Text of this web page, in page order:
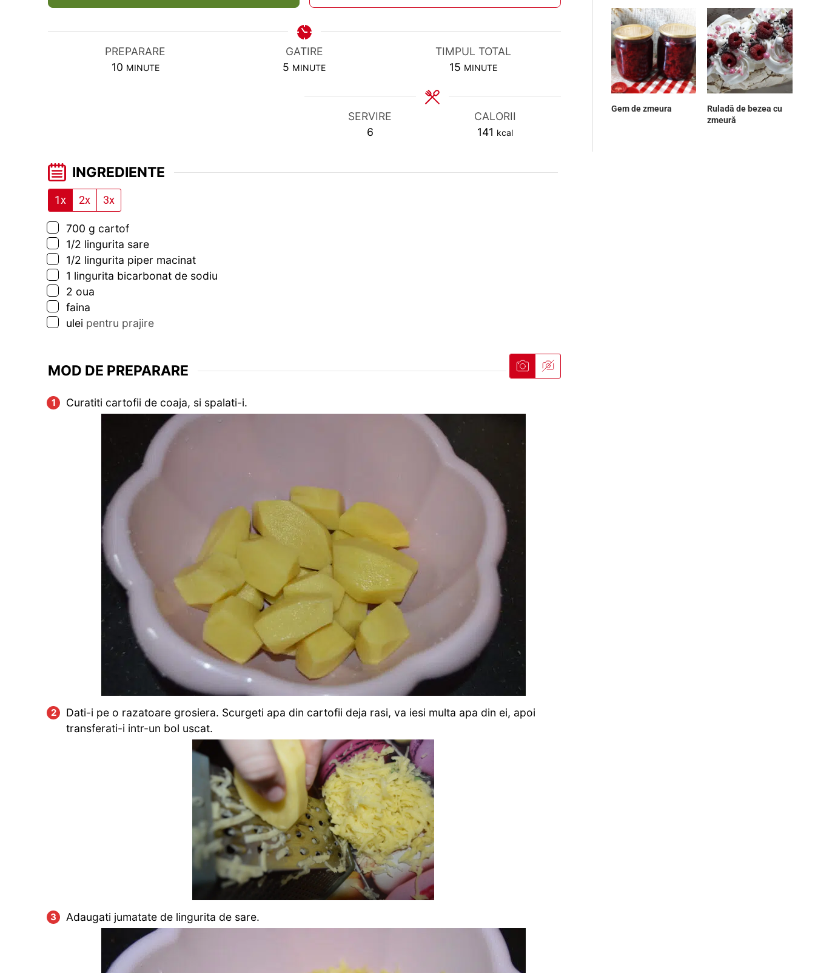
PREPARARE
10MINUTES
MINUTE
GATIRE
5 MINUTES
MINUTE
TIMPUL TOTAL
15MINUTES
MINUTE
SERVIRE
6
CALORII
141 kcal
INGREDIENTE
1x 2x 3x
▢
700 g cartof
▢
1/2 lingurita sare
▢
1/2 lingurita piper macinat
▢
1 lingurita bicarbonat de sodiu
▢
2 oua
▢
faina
▢
ulei pentru prajire
MOD DE PREPARARE
Curatiti cartofii de coaja, si spalati-i.
Dati-i pe o razatoare grosiera. Scurgeti apa din cartofii deja rasi, va iesi multa apa din ei, apoi
transferati-i intr-un bol uscat.
Adaugati jumatate de lingurita de sare.
Gem de zmeura
Ruladă de bezea cu
zmeură